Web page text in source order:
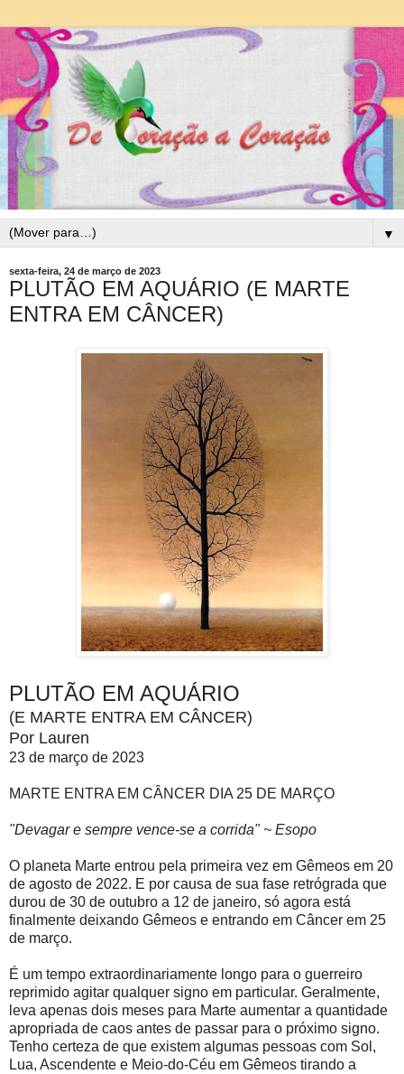
▼
sexta-feira, 24 de março de 2023
PLUTÃO EM AQUÁRIO (E MARTE
ENTRA EM CÂNCER)
PLUTÃO EM AQUÁRIO
(E MARTE ENTRA EM CÂNCER)
Por Lauren
23 de março de 2023
MARTE ENTRA EM CÂNCER DIA 25 DE MARÇO
"Devagar e sempre vence-se a corrida" ~ Esopo
O planeta Marte entrou pela primeira vez em Gêmeos em 20
de agosto de 2022. E por causa de sua fase retrógrada que
durou de 30 de outubro a 12 de janeiro, só agora está
finalmente deixando Gêmeos e entrando em Câncer em 25
de março.
É um tempo extraordinariamente longo para o guerreiro
reprimido agitar qualquer signo em particular. Geralmente,
leva apenas dois meses para Marte aumentar a quantidade
apropriada de caos antes de passar para o próximo signo.
Tenho certeza de que existem algumas pessoas com Sol,
Lua, Ascendente e Meio-do-Céu em Gêmeos tirando a